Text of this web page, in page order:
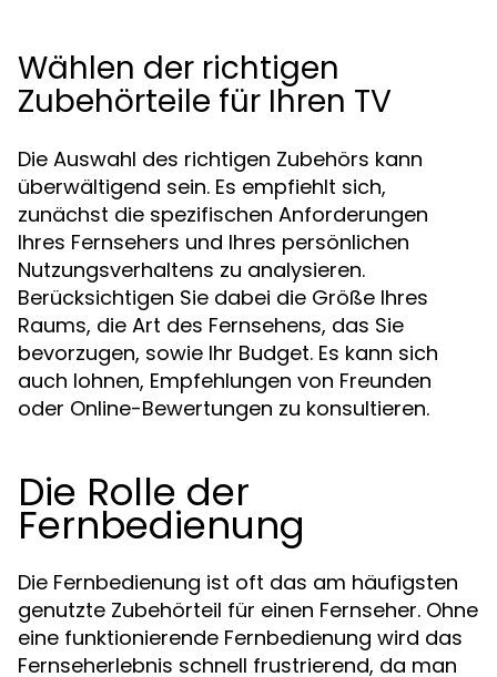
Wählen der richtigen
Zubehörteile für Ihren TV
Die Auswahl des richtigen Zubehörs kann
überwältigend sein. Es empfiehlt sich,
zunächst die spezifischen Anforderungen
Ihres Fernsehers und Ihres persönlichen
Nutzungsverhaltens zu analysieren.
Berücksichtigen Sie dabei die Größe Ihres
Raums, die Art des Fernsehens, das Sie
bevorzugen, sowie Ihr Budget. Es kann sich
auch lohnen, Empfehlungen von Freunden
oder Online-Bewertungen zu konsultieren.
Die Rolle der
Fernbedienung
Die Fernbedienung ist oft das am häufigsten
genutzte Zubehörteil für einen Fernseher. Ohne
eine funktionierende Fernbedienung wird das
Fernseherlebnis schnell frustrierend, da man